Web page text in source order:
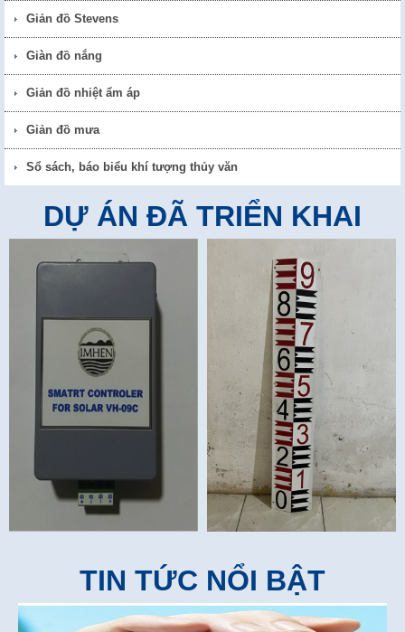
Giản đồ Stevens
Giàn đồ nắng
Giản đồ nhiệt ẩm áp
Giản đồ mưa
Sổ sách, báo biểu khí tượng thủy văn
DỰ ÁN ĐÃ TRIỂN KHAI
TIN TỨC NỔI BẬT